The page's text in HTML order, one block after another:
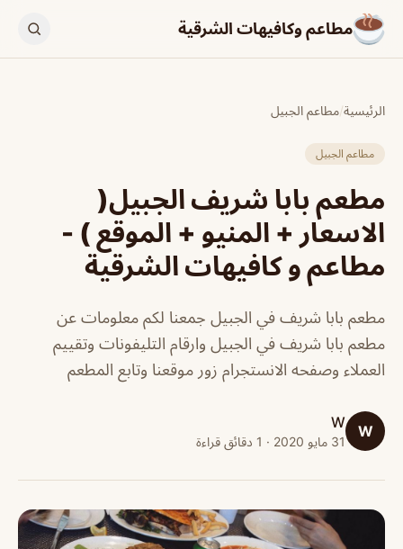
مطاعم وكافيهات الشرقية
الرئيسية/مطاعم الجبيل
مطاعم الجبيل
مطعم بابا شريف الجبيل(
الاسعار + المنيو + الموقع ) -
مطاعم و كافيهات الشرقية
مطعم بابا شريف في الجبيل جمعنا لكم معلومات عن
مطعم بابا شريف في الجبيل وارقام التليفونات وتقييم
العملاء وصفحه الانستجرام زور موقعنا وتابع المطعم
W
W
31 مايو 2020 · 1 دقائق قراءة